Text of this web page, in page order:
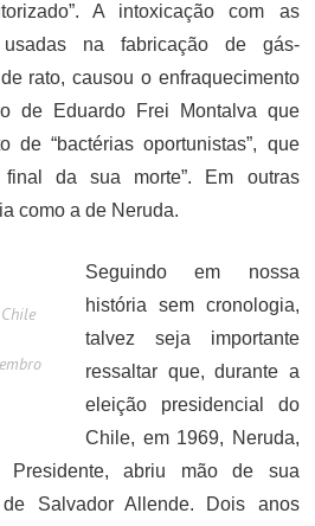
A intoxicação com as
usadas na fabricação de gás-
rato, causou o enfraquecimento
de Eduardo Frei Montalva que
de “bactérias oportunistas”, que
final da sua morte”. Em outras
como a de Neruda.
Seguindo em nossa
história sem cronologia,
talvez seja importante
ressaltar que, durante a
eleição presidencial do
Chile, em 1969, Neruda,
abriu mão de sua
Salvador Allende. Dois anos